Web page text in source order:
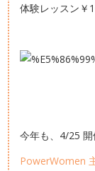
体験レッスン
今年も、4/25 開
PowerWomen